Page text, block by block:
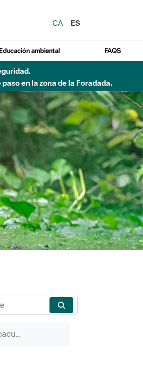
CA
ES
ambiental FAQS
en la zona de la Foradada.
P&aacute;ginas hu&eacute;rfanas